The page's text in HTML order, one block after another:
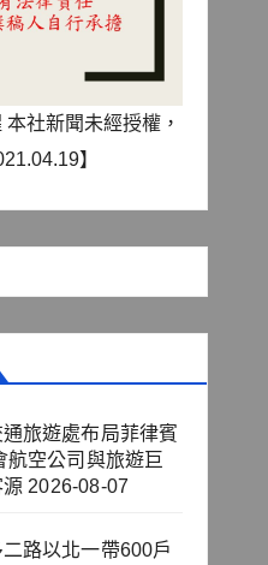
本社新聞未經授權，
】
旅遊處布局菲律賓
航空公司與旅遊巨
2026-08-07
路以北一帶600戶